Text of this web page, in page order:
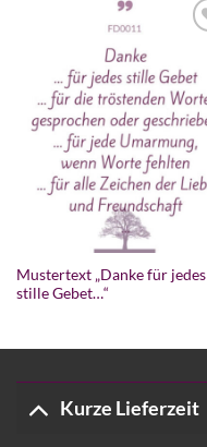
Mustertext „Danke für jedes
stille Gebet…“
Kurze Lieferzeit